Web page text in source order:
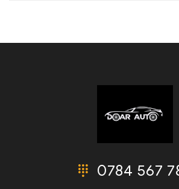
0784 567